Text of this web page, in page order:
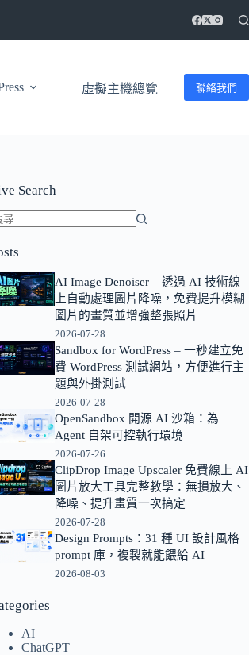
虛擬主機總覽 聯絡我們
Search
AI Image Denoiser – 透過 AI 技術線
上自動處理圖片降噪，免費提升模糊
圖片的畫質並增強整張照片
2026-07-28
Sandbox for WordPress – 一秒建立免
費 WordPress 測試網站，方便進行主
題與外掛測試
2026-07-28
OpenSandbox 開源 AI 沙箱：為
Agent 自架可控執行環境
2026-07-26
ClipDrop Image Upscaler 免費線上 AI
圖片放大工具完整教學：無損放大、
降噪、提升畫質一次搞定
2026-07-28
Design Prompts：31 種 UI 設計風格
prompt 庫，複製就能餵給 AI
2026-08-03
AI
ChatGPT